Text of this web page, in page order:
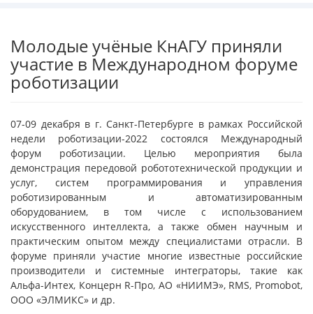
Молодые учёные КнАГУ приняли
участие в Международном форуме
роботизации
07-09 декабря в г. Санкт-Петербурге в рамках Российской
недели роботизации-2022 состоялся Международный
форум роботизации. Целью мероприятия была
демонстрация передовой робототехнической продукции и
услуг, систем программирования и управления
роботизированным и автоматизированным
оборудованием, в том числе с использованием
искусственного интеллекта, а также обмен научным и
практическим опытом между специалистами отрасли. В
форуме приняли участие многие известные российские
производители и системные интеграторы, такие как
Альфа-Интех, Концерн R-Про, АО «НИИМЭ», RMS, Promobot,
ООО «ЭЛМИКС» и др.